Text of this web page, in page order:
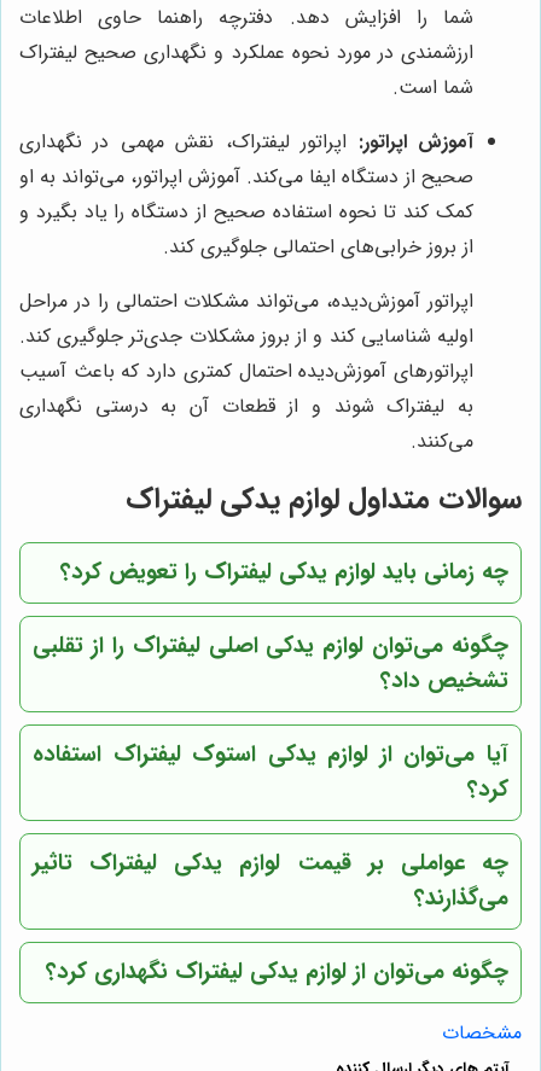
شما را افزایش دهد. دفترچه راهنما حاوی اطلاعات
ارزشمندی در مورد نحوه عملکرد و نگهداری صحیح لیفتراک
شما است.
آموزش اپراتور: اپراتور لیفتراک، نقش مهمی در نگهداری
صحیح از دستگاه ایفا می‌کند. آموزش اپراتور، می‌تواند به او
کمک کند تا نحوه استفاده صحیح از دستگاه را یاد بگیرد و
از بروز خرابی‌های احتمالی جلوگیری کند.
اپراتور آموزش‌دیده، می‌تواند مشکلات احتمالی را در مراحل
اولیه شناسایی کند و از بروز مشکلات جدی‌تر جلوگیری کند.
اپراتورهای آموزش‌دیده احتمال کمتری دارد که باعث آسیب
به لیفتراک شوند و از قطعات آن به درستی نگهداری
می‌کنند.
سوالات متداول لوازم یدکی لیفتراک
چه زمانی باید لوازم یدکی لیفتراک را تعویض کرد؟
چگونه می‌توان لوازم یدکی اصلی لیفتراک را از تقلبی
تشخیص داد؟
آیا می‌توان از لوازم یدکی استوک لیفتراک استفاده
کرد؟
چه عواملی بر قیمت لوازم یدکی لیفتراک تاثیر
می‌گذارند؟
چگونه می‌توان از لوازم یدکی لیفتراک نگهداری کرد؟
مشخصات